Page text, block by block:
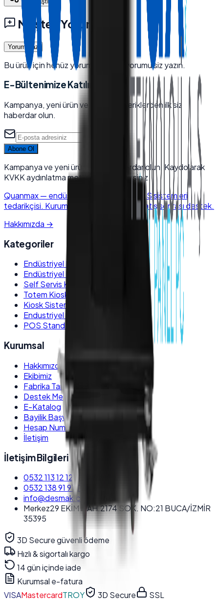
Müşteri Yorumları
Yorum Yaz
Bu ürün için henüz yorum yok — ilk yorumu siz yazın.
E-Bültenimize Katılın
Kampanya, yeni ürün ve sektörel içeriklerden ilk siz
haberdar olun.
Abone Ol
Kampanya ve yeni ürünlerden haberdar olun. Kaydolarak
KVKK aydınlatma metnini kabul edersiniz.
Quanmax— endüstriyel elektronik & POS sistemleri
tedarikçisi. Kurumsal kalite, hızlı kargo, satış sonrası destek.
Hakkımızda →
Kategoriler
Endüstriyel Panel PC
Endüstriyel Box PC
Self Servis Kiosk
Totem Kiosk
Kiosk Sistemleri
Endustriyel Monitörler
POS Stand ve Kiosk Ayakları
Kurumsal
Hakkımızda
Ekibimiz
Fabrika Tanıtım
Destek Merkezi
E-Katalog
Bayilik Başvurusu
Hesap Numaraları
İletişim
İletişim Bilgileri
0532 113 12 12
0532 138 91 91 Teknik Destek
info@desmak.com.tr
Merkez29 EKİM MAH.2174 SOK. NO:21 BUCA/İZMİR
35395
3D Secure güvenli ödeme
Hızlı & sigortalı kargo
14 gün içinde iade
Kurumsal e-fatura
VISAMastercardTROY 3D Secure SSL